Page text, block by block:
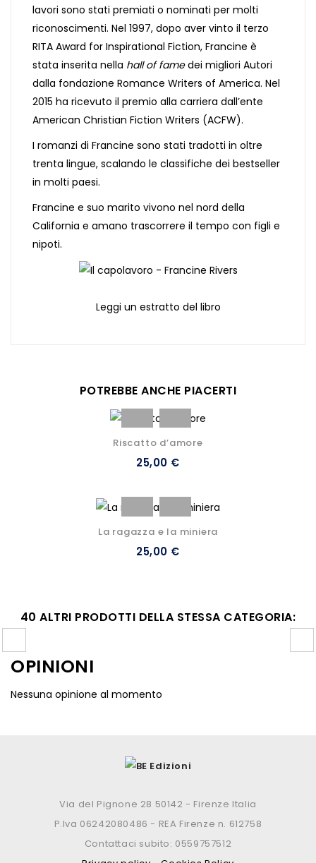
lavori sono stati premiati o nominati per molti
riconoscimenti. Nel 1997, dopo aver vinto il terzo
RITA Award for Inspirational Fiction, Francine è
stata inserita nella hall of famedei migliori Autori
dalla fondazione Romance Writers of America. Nel
2015 ha ricevuto il premio alla carriera dall’ente
American Christian Fiction Writers (ACFW).
I romanzi di Francine sono stati tradotti in oltre
trenta lingue, scalando le classifiche dei bestseller
in molti paesi.
Francine e suo marito vivono nel nord della
California e amano trascorrere il tempo con figli e
nipoti.
Leggi un estratto del libro
POTREBBE ANCHE PIACERTI
Riscatto d’amore
25,00 €
La ragazza e la miniera
25,00 €
40 ALTRI PRODOTTI DELLA STESSA CATEGORIA:
OPINIONI
Nessuna opinione al momento
Via del Pignone 28 50142 - Firenze Italia
P.Iva 06242080486 - REA Firenze n. 612758
Contattaci subito: 0559757512